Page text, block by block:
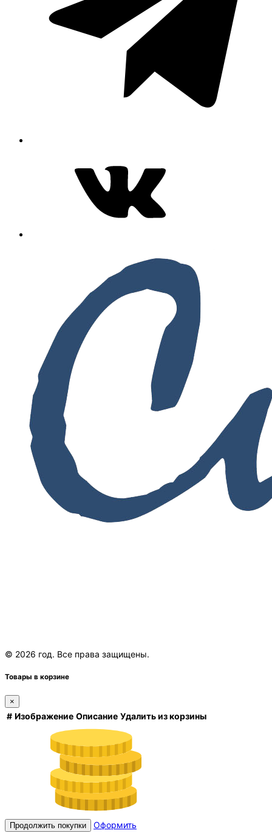
© 2026 год. Все права защищены.
Товары в корзине
×
# Изображение Описание Удалить из корзины
Продолжить покупки Оформить